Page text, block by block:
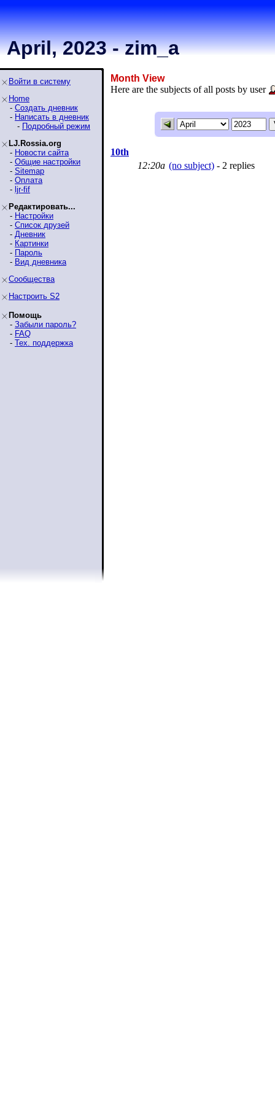
April, 2023 - zim_a
Войти в систему
Home
- Создать дневник
- Написать в дневник
- Подробный режим
LJ.Rossia.org
- Новости сайта
- Общие настройки
- Sitemap
- Оплата
- ljr-fif
Редактировать...
- Настройки
- Список друзей
- Дневник
- Картинки
- Пароль
- Вид дневника
Сообщества
Настроить S2
Помощь
- Забыли пароль?
- FAQ
- Тех. поддержка
Month View
Here are the subjects of all posts by user
10th
12:20a (no subject) - 2 replies